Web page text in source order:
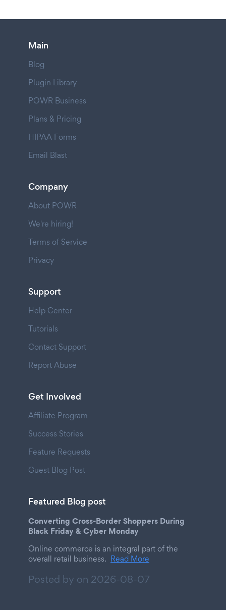
Main
Blog
Plugin Library
POWR Business
Plans & Pricing
HIPAA Forms
Email Blast
Company
About POWR
We're hiring!
Terms of Service
Privacy
Support
Help Center
Tutorials
Contact Support
Report Abuse
Get Involved
Affiliate Program
Success Stories
Feature Requests
Guest Blog Post
Featured Blog post
Converting Cross-Border Shoppers During
Black Friday & Cyber Monday
Online commerce is an integral part of the
overall retail business. Read More
Posted by on 2026-08-07